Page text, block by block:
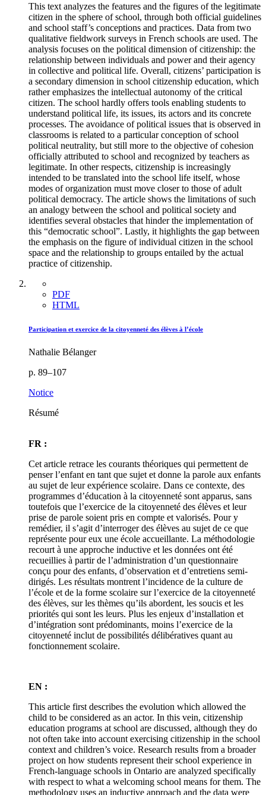
This text analyzes the features and the figures of the legitimate
citizen in the sphere of school, through both official guidelines
and school staff’s conceptions and practices. Data from two
qualitative fieldwork surveys in French schools are used. The
analysis focuses on the political dimension of citizenship: the
relationship between individuals and power and their agency
in collective and political life. Overall, citizens’ participation is
a secondary dimension in school citizenship education, which
rather emphasizes the intellectual autonomy of the critical
citizen. The school hardly offers tools enabling students to
understand political life, its issues, its actors and its concrete
processes. The avoidance of political issues that is observed in
classrooms is related to a particular conception of school
political neutrality, but still more to the objective of cohesion
officially attributed to school and recognized by teachers as
legitimate. In other respects, citizenship is increasingly
intended to be translated into the school life itself, whose
modes of organization must move closer to those of adult
political democracy. The article shows the limitations of such
an analogy between the school and political society and
identifies several obstacles that hinder the implementation of
this “democratic school”. Lastly, it highlights the gap between
the emphasis on the figure of individual citizen in the school
space and the relationship to groups entailed by the actual
practice of citizenship.
PDF
HTML
Participation et exercice de la citoyenneté des élèves à l’école
Nathalie Bélanger
p. 89–107
Notice
Résumé
FR :
Cet article retrace les courants théoriques qui permettent de
penser l’enfant en tant que sujet et donne la parole aux enfants
au sujet de leur expérience scolaire. Dans ce contexte, des
programmes d’éducation à la citoyenneté sont apparus, sans
toutefois que l’exercice de la citoyenneté des élèves et leur
prise de parole soient pris en compte et valorisés. Pour y
remédier, il s’agit d’interroger des élèves au sujet de ce que
représente pour eux une école accueillante. La méthodologie
recourt à une approche inductive et les données ont été
recueillies à partir de l’administration d’un questionnaire
conçu pour des enfants, d’observation et d’entretiens semi-
dirigés. Les résultats montrent l’incidence de la culture de
l’école et de la forme scolaire sur l’exercice de la citoyenneté
des élèves, sur les thèmes qu’ils abordent, les soucis et les
priorités qui sont les leurs. Plus les enjeux d’installation et
d’intégration sont prédominants, moins l’exercice de la
citoyenneté inclut de possibilités délibératives quant au
fonctionnement scolaire.
EN :
This article first describes the evolution which allowed the
child to be considered as an actor. In this vein, citizenship
education programs at school are discussed, although they do
not often take into account exercising citizenship in the school
context and children’s voice. Research results from a broader
project on how students represent their school experience in
French-language schools in Ontario are analyzed specifically
with respect to what a welcoming school means for them. The
methodology uses an inductive approach and the data were